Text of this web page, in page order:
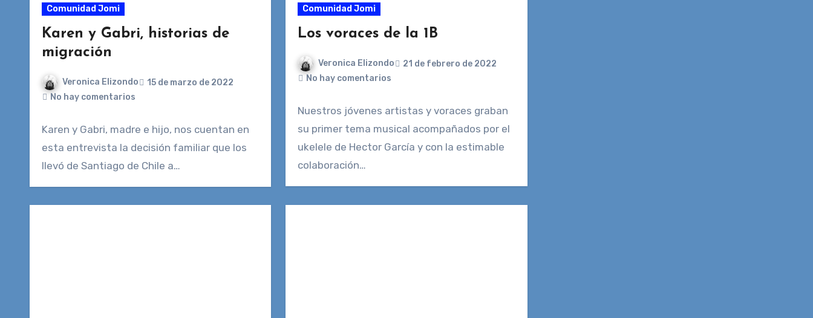
Comunidad Jomi
Karen y Gabri, historias de
migración
Veronica Elizondo
15 de marzo de 2022
No hay comentarios
Karen y Gabri, madre e hijo, nos cuentan en
esta entrevista la decisión familiar que los
llevó de Santiago de Chile a…
Comunidad Jomi
Los voraces de la 1B
Veronica Elizondo
21 de febrero de 2022
No hay comentarios
Nuestros jóvenes artistas y voraces graban
su primer tema musical acompañados por el
ukelele de Hector García y con la estimable
colaboración…